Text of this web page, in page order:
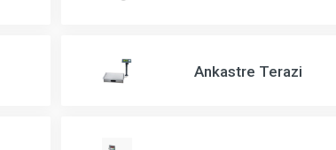
Ankastre Terazi